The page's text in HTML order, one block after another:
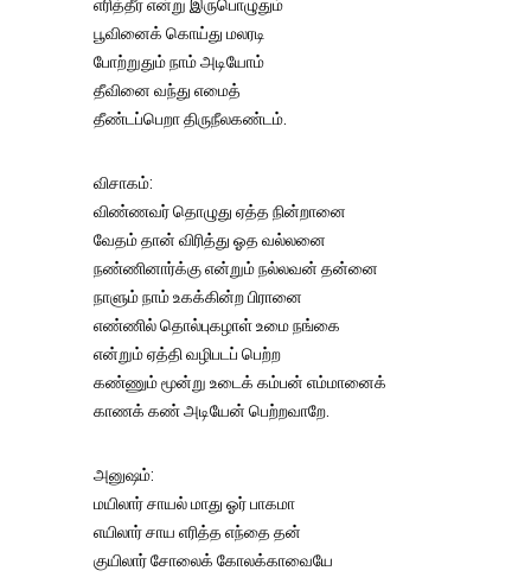
எரித்தீர் என்று இருபொழுதும்
பூவினைக் கொய்து மலரடி
போற்றுதும் நாம் அடியோம்
தீவினை வந்து எமைத்
தீண்டப்பெறா திருநீலகண்டம்.
விசாகம்:
விண்ணவர் தொழுது ஏத்த நின்றானை
வேதம் தான் விரித்து ஓத வல்லனை
நண்ணினார்க்கு என்றும் நல்லவன் தன்னை
நாளும் நாம் உகக்கின்ற பிரானை
எண்ணில் தொல்புகழாள் உமை நங்கை
என்றும் ஏத்தி வழிபடப் பெற்ற
கண்ணும் மூன்று உடைக் கம்பன் எம்மானைக்
காணக் கண் அடியேன் பெற்றவாறே.
அனுஷம்:
மயிலார் சாயல் மாது ஓர் பாகமா
எயிலார் சாய எரித்த எந்தை தன்
குயிலார் சோலைக் கோலக்காவையே